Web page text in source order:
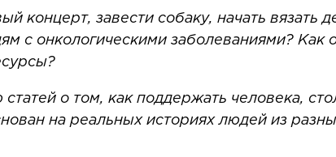
концерт, завести собаку, начать вязать
с онкологическими заболеваниями?
о том, как поддержать человека,
на реальных историях людей из